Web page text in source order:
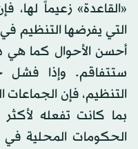
«القاعدة» زعيماً لها،
التي يفرضها التنظيم
أحسن الأحوال كما هي
ستتفاقم. وإذا فشل
التنظيم، فإن
بما كانت تفعله
الحكومات المحلية في